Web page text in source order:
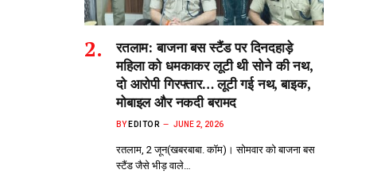
रतलाम: बाजना बस स्टैंड पर दिनदहाड़े
महिला को धमकाकर लूटी थी सोने की नथ,
दो आरोपी गिरफ्तार… लूटी गई नथ, बाइक,
मोबाइल और नकदी बरामद
BY EDITOR JUNE 2, 2026
रतलाम, 2 जून(खबरबाबा. कॉम)। सोमवार को बाजना बस
स्टैंड जैसे भीड़‌ वाले…